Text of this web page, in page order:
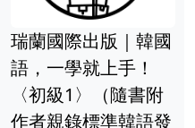
瑞蘭國際出版｜韓國
語，一學就上手！
〈初級1〉（隨書附
作者親錄標準韓語發